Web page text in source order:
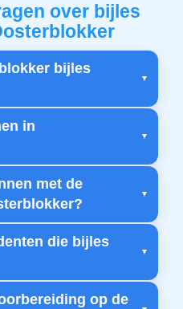
over bijles
bijles
in
met de
die bijles
op de